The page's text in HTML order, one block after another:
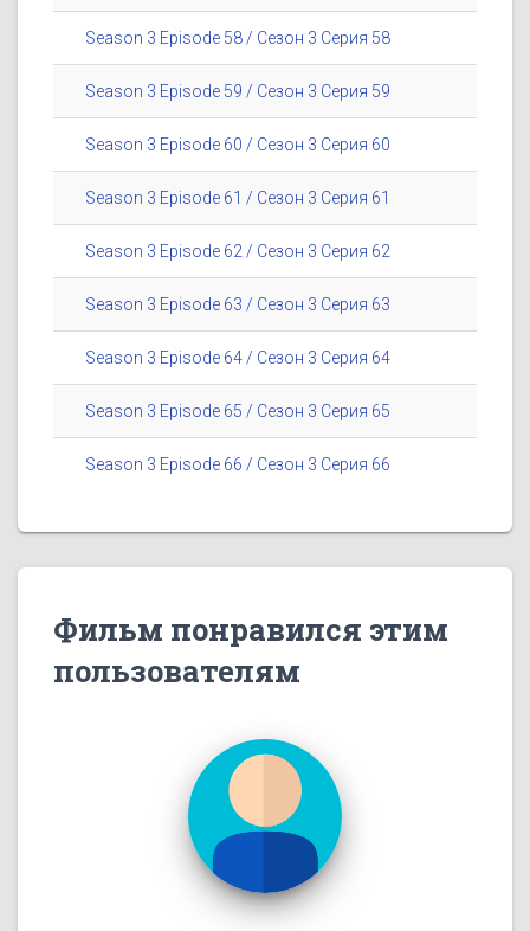
Season 3 Episode 58 / Сезон 3 Серия 58
Season 3 Episode 59 / Сезон 3 Серия 59
Season 3 Episode 60 / Сезон 3 Серия 60
Season 3 Episode 61 / Сезон 3 Серия 61
Season 3 Episode 62 / Сезон 3 Серия 62
Season 3 Episode 63 / Сезон 3 Серия 63
Season 3 Episode 64 / Сезон 3 Серия 64
Season 3 Episode 65 / Сезон 3 Серия 65
Season 3 Episode 66 / Сезон 3 Серия 66
Фильм понравился этим
пользователям